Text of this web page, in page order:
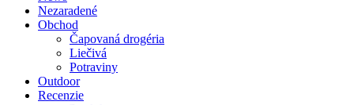
Nezaradené
Obchod
Čapovaná drogéria
Liečivá
Potraviny
Outdoor
Recenzie